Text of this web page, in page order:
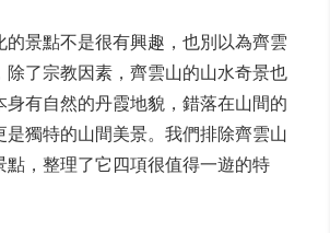
的景點不是很有興趣，也別以為齊雲
除了宗教因素，齊雲山的山水奇景也
身有自然的丹霞地貌，錯落在山間的
是獨特的山間美景。我們排除齊雲山
點，整理了它四項很值得一遊的特